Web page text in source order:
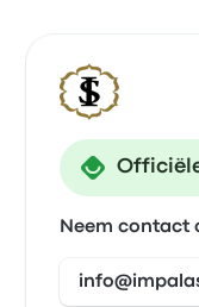
Neem contact